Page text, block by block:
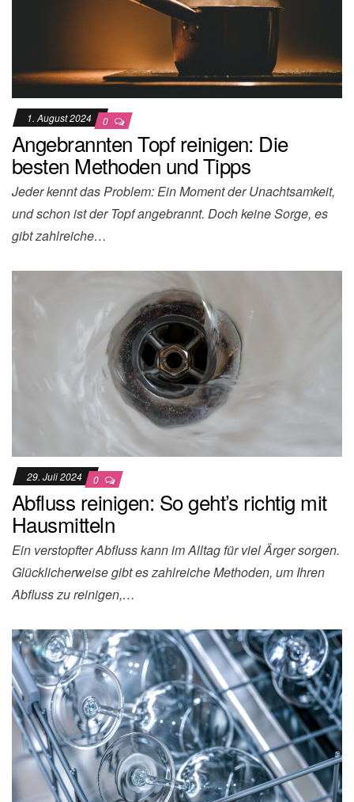
1. August 2024 0
Angebrannten Topf reinigen: Die
besten Methoden und Tipps
Jeder kennt das Problem: Ein Moment der Unachtsamkeit,
und schon ist der Topf angebrannt. Doch keine Sorge, es
gibt zahlreiche…
29. Juli 2024 0
Abfluss reinigen: So geht’s richtig mit
Hausmitteln
Ein verstopfter Abfluss kann im Alltag für viel Ärger sorgen.
Glücklicherweise gibt es zahlreiche Methoden, um Ihren
Abfluss zu reinigen,…